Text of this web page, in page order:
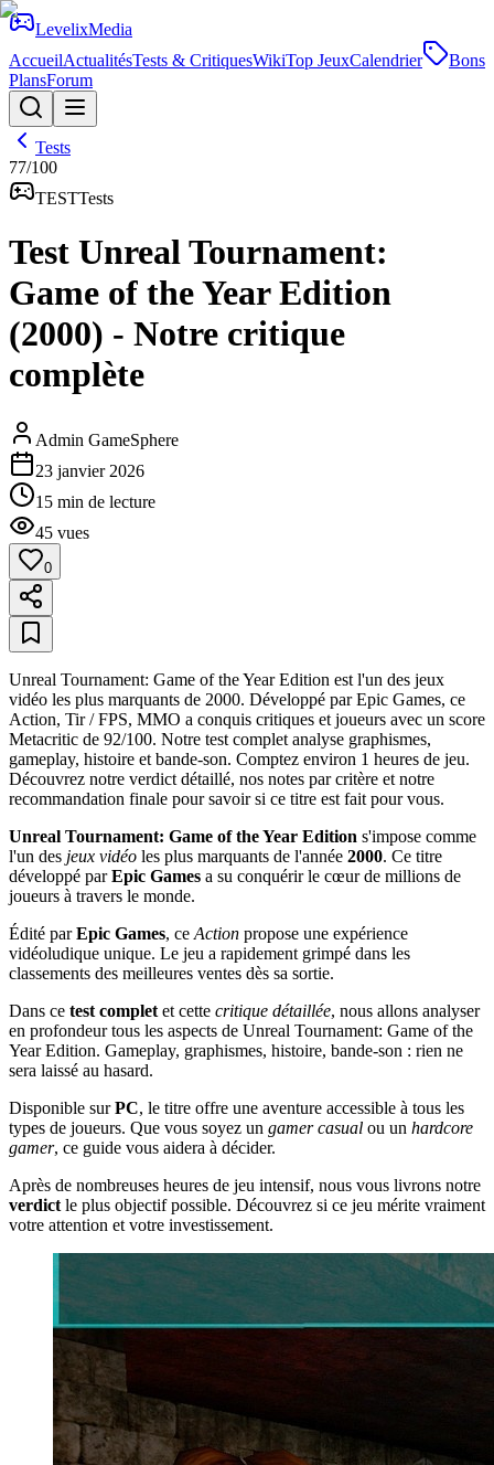
LevelixMedia
AccueilActualitésTests & CritiquesWikiTop JeuxCalendrier
Bons
PlansForum
Tests
77/100
TESTTests
Test Unreal Tournament:
Game of the Year Edition
(2000) - Notre critique
complète
Admin GameSphere
23 janvier 2026
15 min de lecture
45 vues
0
Unreal Tournament: Game of the Year Edition est l'un des jeux
vidéo les plus marquants de 2000. Développé par Epic Games, ce
Action, Tir / FPS, MMO a conquis critiques et joueurs avec un score
Metacritic de 92/100. Notre test complet analyse graphismes,
gameplay, histoire et bande-son. Comptez environ 1 heures de jeu.
Découvrez notre verdict détaillé, nos notes par critère et notre
recommandation finale pour savoir si ce titre est fait pour vous.
Unreal Tournament: Game of the Year Edition s'impose comme
l'un des jeux vidéo les plus marquants de l'année 2000. Ce titre
développé parEpic Games a su conquérir le cœur de millions de
joueurs à travers le monde.
Édité parEpic Games, ce Action propose une expérience
vidéoludique unique. Le jeu a rapidement grimpé dans les
classements des meilleures ventes dès sa sortie.
Dans ce test complet et cette critique détaillée, nous allons analyser
en profondeur tous les aspects de Unreal Tournament: Game of the
Year Edition. Gameplay, graphismes, histoire, bande-son : rien ne
sera laissé au hasard.
Disponible surPC, le titre offre une aventure accessible à tous les
types de joueurs. Que vous soyez un gamer casual ou un hardcore
gamer, ce guide vous aidera à décider.
Après de nombreuses heures de jeu intensif, nous vous livrons notre
verdict le plus objectif possible. Découvrez si ce jeu mérite vraiment
votre attention et votre investissement.